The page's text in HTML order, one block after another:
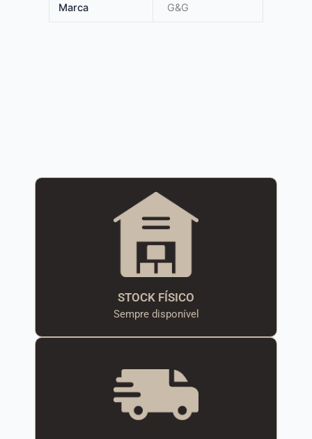
Marca G&G
STOCK FÍSICO
Sempre disponível